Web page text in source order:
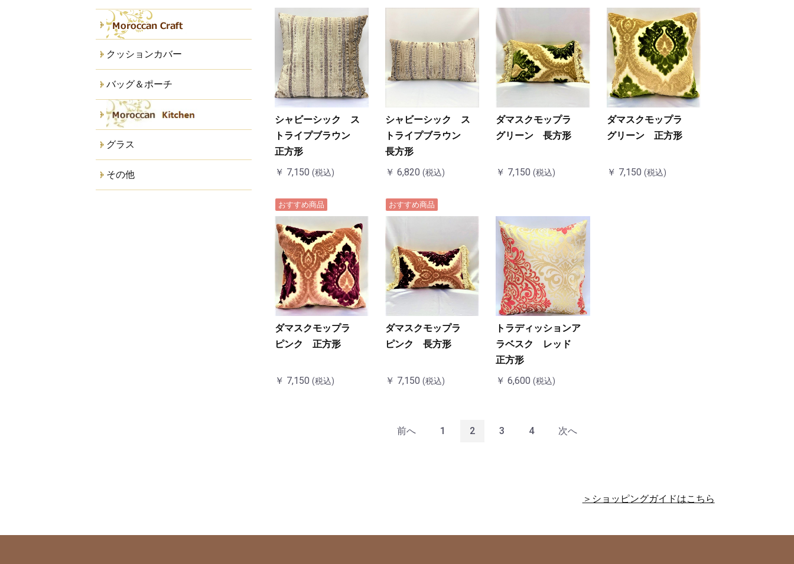
クッションカバー
バッグ＆ポーチ
グラス
その他
シャビーシック ス
トライプブラウン
正方形
￥ 7,150(税込)
シャビーシック ス
トライプブラウン
長方形
￥ 6,820(税込)
ダマスクモップラ
グリーン 長方形
￥ 7,150(税込)
ダマスクモップラ
グリーン 正方形
￥ 7,150 (税込)
おすすめ商品
ダマスクモップラ
ピンク 正方形
￥ 7,150(税込)
おすすめ商品
ダマスクモップラ
ピンク 長方形
￥ 7,150(税込)
トラディッションア
ラベスク レッド
正方形
￥ 6,600(税込)
前へ 1 2 3 4 次へ
＞ショッピングガイドはこちら